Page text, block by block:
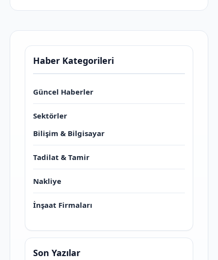
Haber Kategorileri
Güncel Haberler
Sektörler
Bilişim & Bilgisayar
Tadilat & Tamir
Nakliye
İnşaat Firmaları
Son Yazılar